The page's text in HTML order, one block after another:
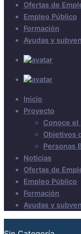
Ofertas de
Empleo Público
Formación
Ayudas y
Inicio
Proyecto
Conoce el
Objetivos
Personas
Noticias
Ofertas de
Empleo Público
Formación
Ayudas y